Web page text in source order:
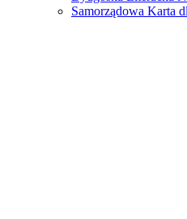
Samorządowa Karta